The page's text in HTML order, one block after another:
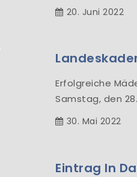
20. Juni 2022
Erfolgreiche
Samstag, den
30. Mai 2022
Eintrag In